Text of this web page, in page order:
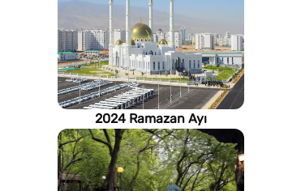
2024 Ramazan Ayı
imsakiyesi (Türkmenistan)